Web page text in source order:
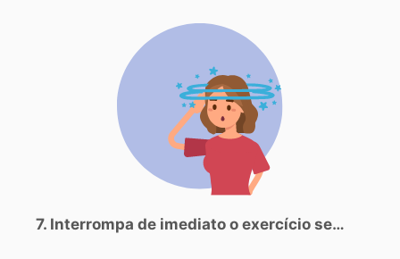
7. Interrompa de imediato o exercício se…